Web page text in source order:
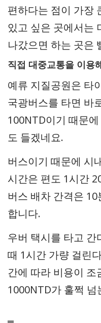
편하다는 점이 가장
있고 싶은 곳에서는
나갔으면 하는 곳은
직접 대중교통을 이용
예류 지질공원은 타
국광버스를 타면 바
100NTD이기 때문
도 들겠네요.
버스이기 때문에 시
시간은 편도 1시간
버스 배차 간격은
합니다.
우버 택시를 타고
때 1시간 가량 걸린
간에 따라 비용이 조
1000NTD가 훌쩍